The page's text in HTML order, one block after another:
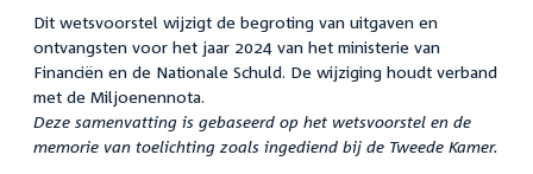
Dit wetsvoorstel wijzigt de begroting van uitgaven en
ontvangsten voor het jaar 2024 van het ministerie van
Financiën en de Nationale Schuld. De wijziging houdt verband
met de Miljoenennota.
Deze samenvatting is gebaseerd op het wetsvoorstel en de
memorie van toelichting zoals ingediend bij de Tweede Kamer.